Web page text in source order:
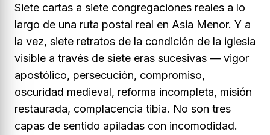
Siete cartas a siete congregaciones reales a lo
largo de una ruta postal real en Asia Menor. Y a
la vez, siete retratos de la condición de la iglesia
visible a través de siete eras sucesivas — vigor
apostólico, persecución, compromiso,
oscuridad medieval, reforma incompleta, misión
restaurada, complacencia tibia. No son tres
capas de sentido apiladas con incomodidad.